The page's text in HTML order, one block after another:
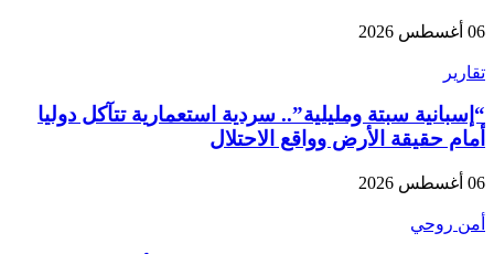
06 أغسطس 2026
تقارير
“إسبانية سبتة ومليلية”.. سردية استعمارية تتآكل دوليا
أمام حقيقة الأرض وواقع الاحتلال
06 أغسطس 2026
أمن روحي